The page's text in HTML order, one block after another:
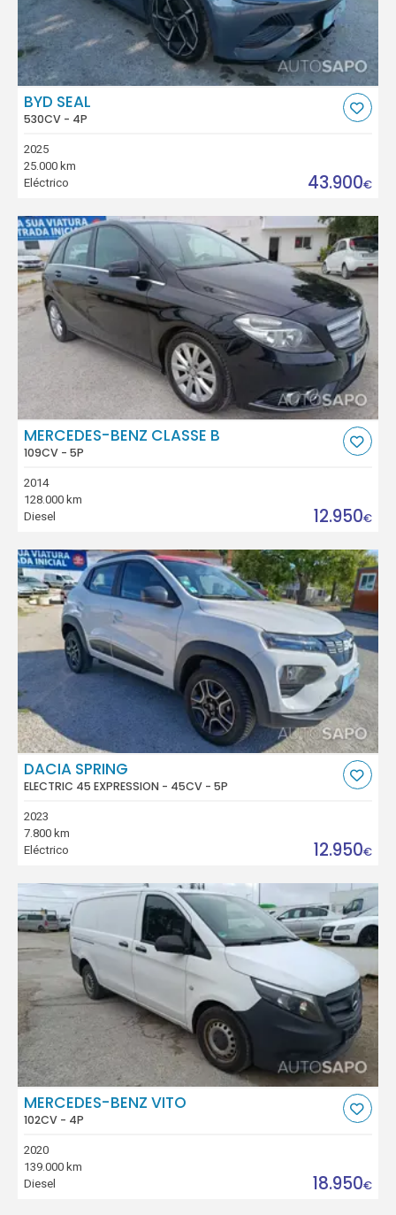
BYD SEAL
530CV - 4P
2025
25.000 km
Eléctrico
43.900€
MERCEDES-BENZ CLASSE B
109CV - 5P
2014
128.000 km
Diesel
12.950€
DACIA SPRING
ELECTRIC 45 EXPRESSION - 45CV - 5P
2023
7.800 km
Eléctrico
12.950€
MERCEDES-BENZ VITO
102CV - 4P
2020
139.000 km
Diesel
18.950€